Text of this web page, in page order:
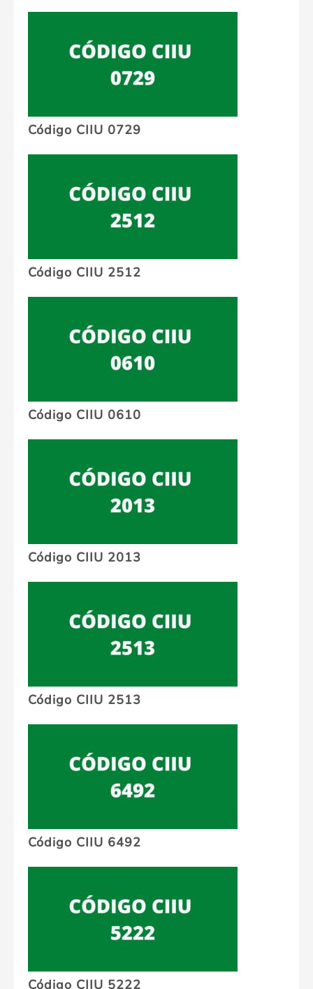
Código CIIU 0729
Código CIIU 2512
Código CIIU 0610
Código CIIU 2013
Código CIIU 2513
Código CIIU 6492
Código CIIU 5222